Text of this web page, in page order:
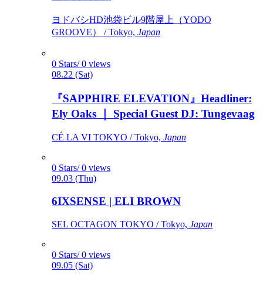
ヨドバシHD池袋ビル9階屋上（YODO
GROOVE） / Tokyo, Japan
0 Stars/ 0 views
08.22 (Sat)
『SAPPHIRE ELEVATION』Headliner:
Ely Oaks ｜ Special Guest DJ: Tungevaag
CÉ LA VI TOKYO / Tokyo, Japan
0 Stars/ 0 views
09.03 (Thu)
6IXSENSE | ELI BROWN
SEL OCTAGON TOKYO / Tokyo, Japan
0 Stars/ 0 views
09.05 (Sat)